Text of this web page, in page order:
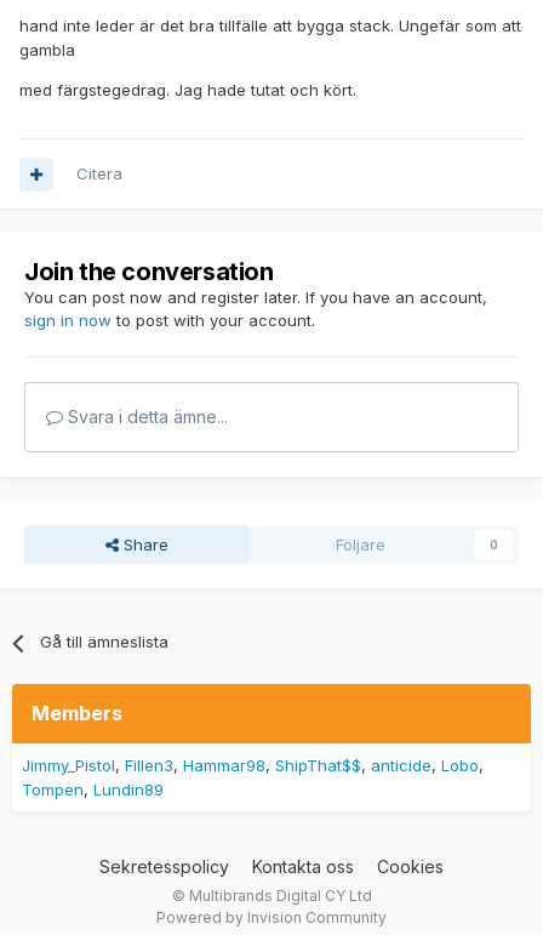
hand inte leder är det bra tillfälle att bygga stack. Ungefär som att
gambla
med färgstegedrag. Jag hade tutat och kört.
Citera
Join the conversation
You can post now and register later. If you have an account,
sign in now to post with your account.
Svara i detta ämne...
Share Följare 0
Gå till ämneslista
Members
Jimmy_Pistol Fillen3 Hammar98 ShipThat$$ anticide Lobo
Tompen Lundin89
Sekretesspolicy Kontakta oss Cookies
© Multibrands Digital CY Ltd
Powered by Invision Community